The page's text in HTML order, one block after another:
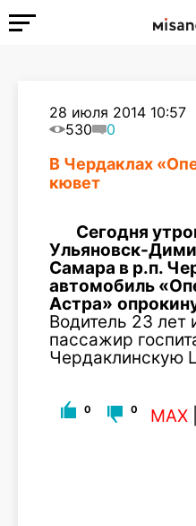
28 июля 2014 10:57
530
0
В Чердаклах
кювет
Сегодня
Ульяновск-
Самара в р.п.
автомобиль
Астра»
Водитель 23 лет
пассажир
Чердаклинскую
0 0 MAX